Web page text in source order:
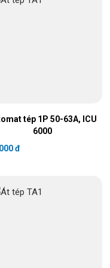
tép 1P 50-63A, ICU
6000
đ